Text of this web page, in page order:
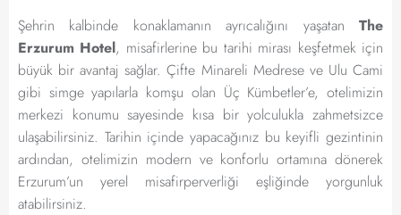
Şehrin kalbinde konaklamanın ayrıcalığını yaşatan The
Erzurum Hotel, misafirlerine bu tarihi mirası keşfetmek için
büyük bir avantaj sağlar. Çifte Minareli Medrese ve Ulu Cami
gibi simge yapılarla komşu olan Üç Kümbetler’e, otelimizin
merkezi konumu sayesinde kısa bir yolculukla zahmetsizce
ulaşabilirsiniz. Tarihin içinde yapacağınız bu keyifli gezintinin
ardından, otelimizin modern ve konforlu ortamına dönerek
Erzurum’un yerel misafirperverliği eşliğinde yorgunluk
atabilirsiniz.